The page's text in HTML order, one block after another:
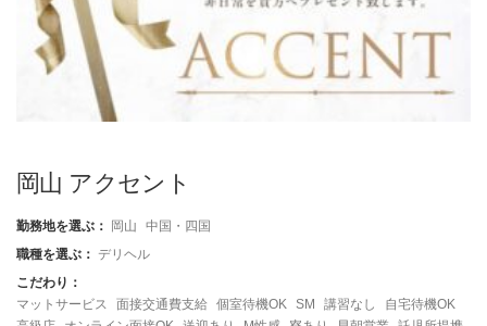
岡山 アクセント
勤務地を選ぶ： 岡山
中国・四国
職種を選ぶ： デリヘル
こだわり：
マットサービス
面接交通費支給 個室待機OK SM 講習なし
自宅待機OK